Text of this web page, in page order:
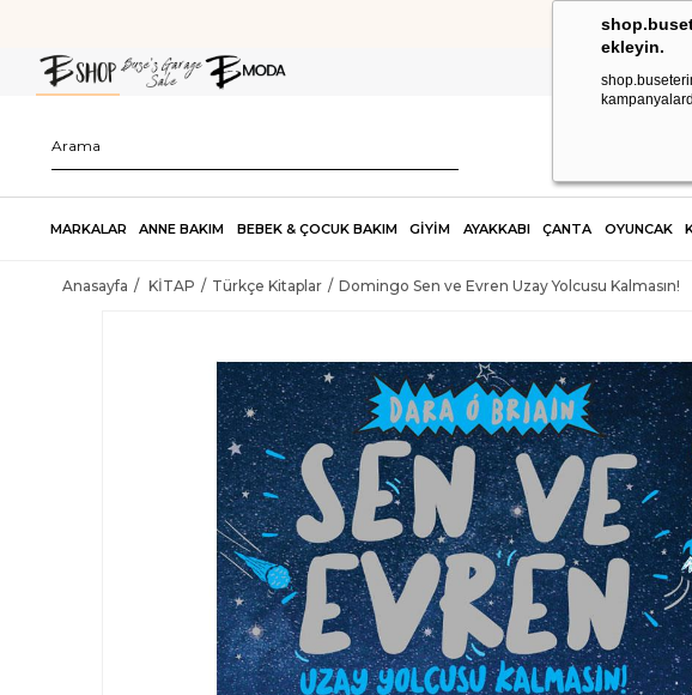
ekleyin.
MARKALAR ANNE BAKIM BEBEK & ÇOCUK BAKIM GİYİM AYAKKABI ÇANTA OYUNCAK
Anasayfa KİTAP Türkçe Kitaplar Domingo Sen ve Evren Uzay Yolcusu Kalmasın!